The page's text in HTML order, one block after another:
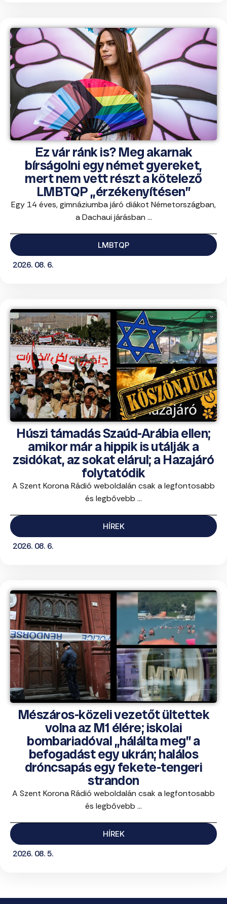
Ez vár ránk is? Meg akarnak
bírságolni egy német gyereket,
mert nem vett részt a kötelező
LMBTQP „érzékenyítésen”
Egy 14 éves, gimnáziumba járó diákot Németországban,
a Dachaui járásban ...
LMBTQP
2026. 08. 6.
Húszi támadás Szaúd-Arábia ellen;
amikor már a hippik is utálják a
zsidókat, az sokat elárul; a Hazajáró
folytatódik
A Szent Korona Rádió weboldalán csak a legfontosabb
és legbővebb ...
HÍREK
2026. 08. 6.
Mészáros-közeli vezetőt ültettek
volna az M1 élére; iskolai
bombariadóval „hálálta meg” a
befogadást egy ukrán; halálos
dróncsapás egy fekete-tengeri
strandon
A Szent Korona Rádió weboldalán csak a legfontosabb
és legbővebb ...
HÍREK
2026. 08. 5.